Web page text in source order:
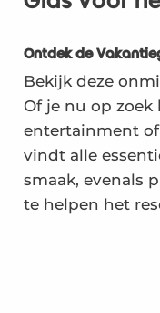
Ontdek de
Bekijk deze
Of je nu op
entertainment
vindt alle
smaak, evenals
te helpen het